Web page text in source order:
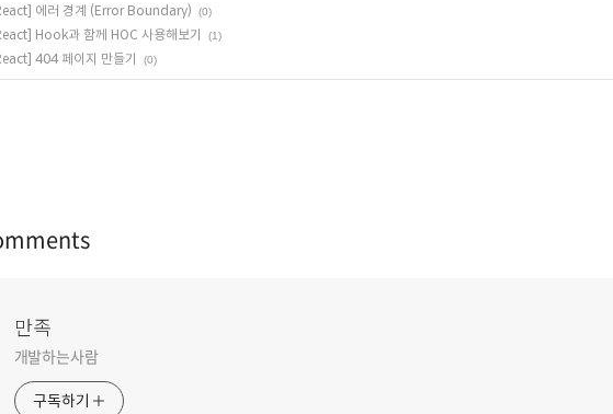
에러 경계 (Error Boundary) (0)
Hook과 함께 HOC 사용해보기 (1)
404 페이지 만들기 (0)
만족
개발하는사람
구독하기